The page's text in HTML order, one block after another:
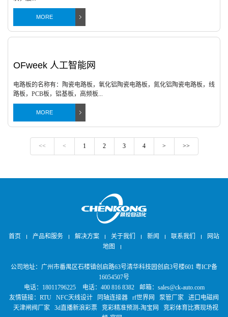
MORE
OFweek 人工智能网
电路板的名称有：陶瓷电路板，氧化铝陶瓷电路板，氮化铝陶瓷电路板，线
路板，PCB板，铝基板，高频板...
MORE
<< < 1 2 3 4 > >>
首页 产品和服务 解决方案 关于我们 新闻 联系我们
网站
地图
公司地址：广州市番禺区石楼镇创启路63号清华科技园创启3号楼601 粤ICP备
16054507号
电话：18011796225
电话：400 816 8382
邮箱：sales@ck-auto.com
友情链接： RTU NFC天线设计 同轴连接器 rf世界网 泵管厂家
进口电磁阀
天津闸阀厂家
3d直播新浪彩票 竞彩精准预测-淘宝网
竞彩体育比赛现场视